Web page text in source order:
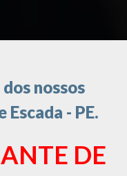
nossos
- PE.
DE